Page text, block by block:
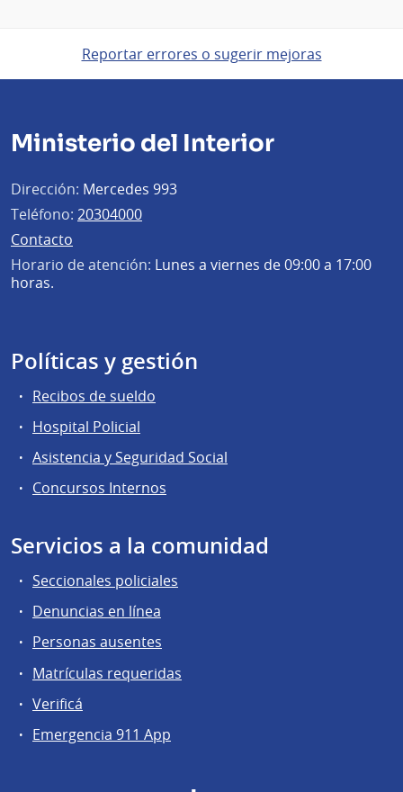
Reportar errores o sugerir mejoras
Ministerio del Interior
Dirección: Mercedes 993
Teléfono: 20304000
Contacto
Horario de atención: Lunes a viernes de 09:00 a 17:00
horas.
Políticas y gestión
Recibos de sueldo
Hospital Policial
Asistencia y Seguridad Social
Concursos Internos
Servicios a la comunidad
Seccionales policiales
Denuncias en línea
Personas ausentes
Matrículas requeridas
Verificá
Emergencia 911 App